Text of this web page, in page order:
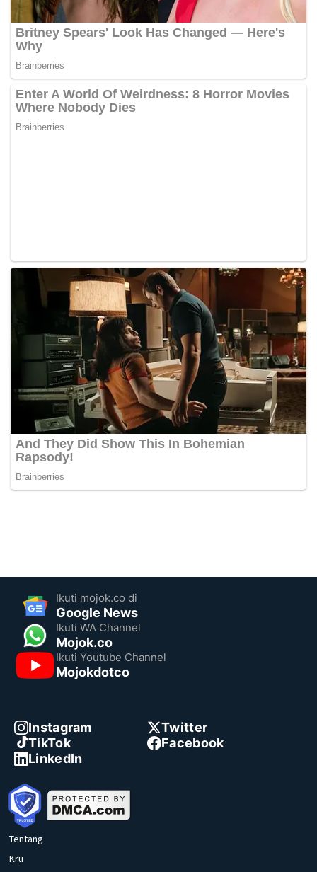
Ikuti mojok.co di
Google News
Ikuti WA Channel
Mojok.co
Ikuti Youtube Channel
Mojokdotco
Instagram
Twitter
TikTok
Facebook
LinkedIn
Tentang
Kru